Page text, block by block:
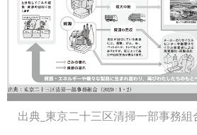
出典_東京二十三区清掃一部事務組